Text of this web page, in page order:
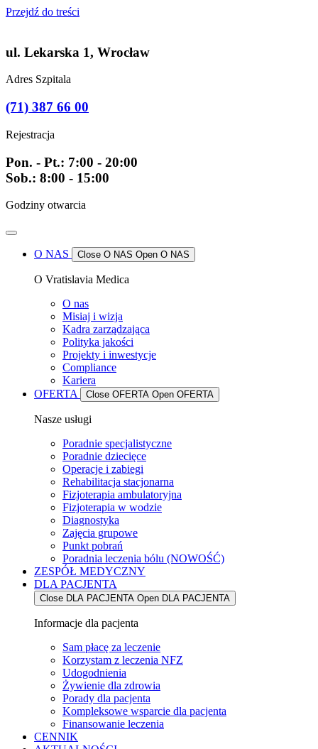
Przejdź do treści
ul. Lekarska 1, Wrocław
Adres Szpitala
(71) 387 66 00
Rejestracja
Pon. - Pt.: 7:00 - 20:00
Sob.: 8:00 - 15:00
Godziny otwarcia
O NAS Close O NAS Open O NAS
O Vratislavia Medica
O nas
Misiaj i wizja
Kadra zarządzająca
Polityka jakości
Projekty i inwestycje
Compliance
Kariera
OFERTA
Close OFERTA Open OFERTA
Nasze usługi
Poradnie specjalistyczne
Poradnie dziecięce
Operacje i zabiegi
Rehabilitacja stacjonarna
Fizjoterapia ambulatoryjna
Fizjoterapia w wodzie
Diagnostyka
Zajęcia grupowe
Punkt pobrań
Poradnia leczenia bólu (NOWOŚĆ)
ZESPÓŁ MEDYCZNY
DLA PACJENTA
Close DLA PACJENTA Open DLA PACJENTA
Informacje dla pacjenta
Sam płacę za leczenie
Korzystam z leczenia NFZ
Udogodnienia
Żywienie dla zdrowia
Porady dla pacjenta
Kompleksowe wsparcie dla pacjenta
Finansowanie leczenia
CENNIK